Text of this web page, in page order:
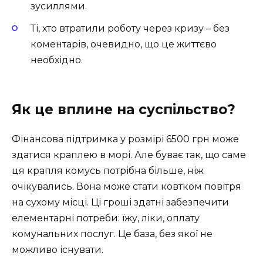
зусиллями.
Ті, хто втратили роботу через кризу – без
коментарів, очевидно, що це життєво
необхідно.
Як це вплине на суспільство?
Фінансова підтримка у розмірі 6500 грн може
здатися краплею в морі. Але буває так, що саме
ця крапля комусь потрібна більше, ніж
очікувались. Вона може стати ковтком повітря
на сухому місці. Ці гроші здатні забезпечити
елементарні потреби: їжу, ліки, оплату
комунальних послуг. Це база, без якої не
можливо існувати.